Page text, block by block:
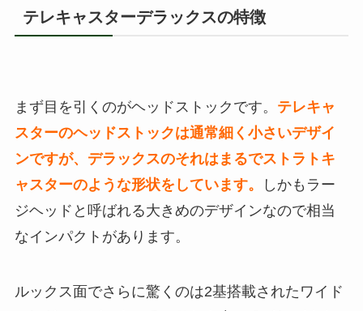
テレキャスターデラックスの特徴
まず目を引くのがヘッドストックです。 テレキャ
スターのヘッドストックは通常細く小さいデザイ
ンですが、デラックスのそれはまるでストラトキ
ャスターのような形状をしています。
しかもラー
ジヘッドと呼ばれる大きめのデザインなので相当
なインパクトがあります。
ルックス面でさらに驚くのは2基搭載されたワイド